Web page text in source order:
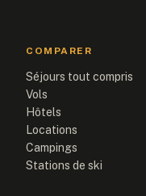
COMPARER
Séjours tout compris
Vols
Hôtels
Locations
Campings
Stations de ski